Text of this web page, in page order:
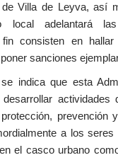
Villa de Leyva, así
local adelantará las
fin consisten en
sanciones
indica que esta
actividades
prevención
a los
el casco urbano